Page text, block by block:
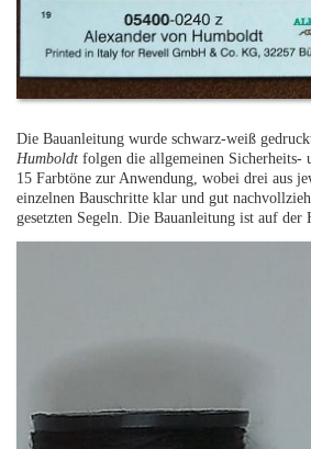
Die Bauanleitung wurde schwarz-weiß
Humboldt folgen die allgemeinen Sicherheits-
15 Farbtöne zur Anwendung, wobei drei aus
einzelnen Bauschritte klar und gut
gesetzten Segeln. Die Bauanleitung ist auf der